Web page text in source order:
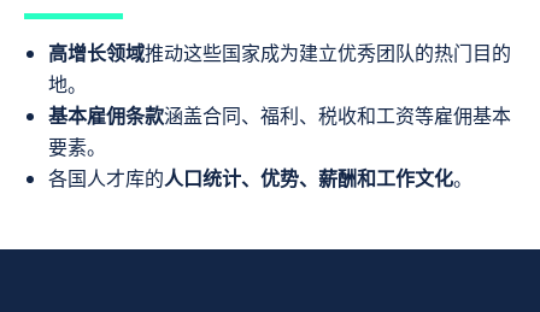
高增长领域推动这些国家成为建立优秀团队的热门目的
地。
基本雇佣条款涵盖合同、福利、税收和工资等雇佣基本
要素。
各国人才库的人口统计、优势、薪酬和工作文化。